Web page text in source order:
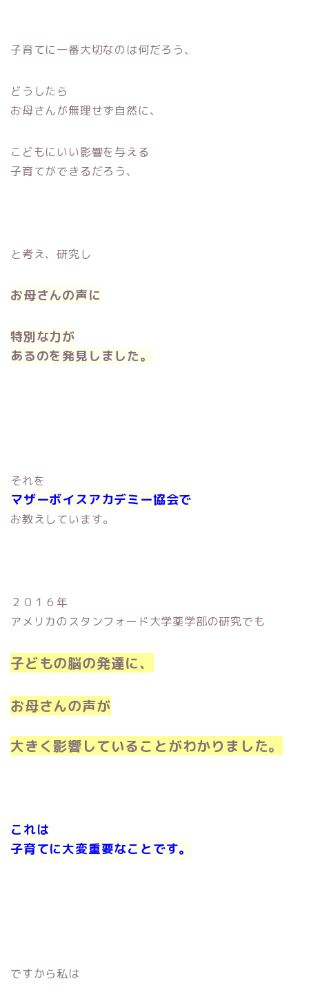
子育てに一番大切なのは何だろう、
どうしたら
お母さんが無理せず自然に、
こどもにいい影響を与える
子育てができるだろう、
と考え、研究し
お母さんの声に
特別な力が
あるのを発見しました。
それを
マザーボイスアカデミー協会で
お教えしています。
２０１６年
アメリカのスタンフォード大学薬学部の研究でも
子どもの脳の発達に、
お母さんの声が
大きく影響していることがわかりました。
これは
子育てに大変重要なことです。
ですから私は